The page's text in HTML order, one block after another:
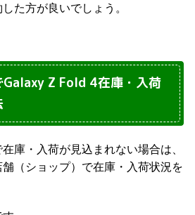
た方が良いでしょう。
Galaxy Z Fold 4在庫・入荷
庫・入荷が見込まれない場合は、
（ショップ）で在庫・入荷状況を